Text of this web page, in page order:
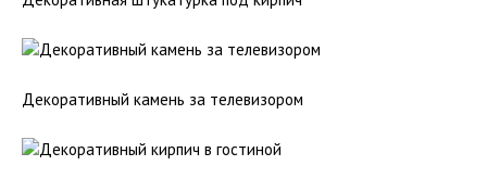
Декоративный камень за телевизором